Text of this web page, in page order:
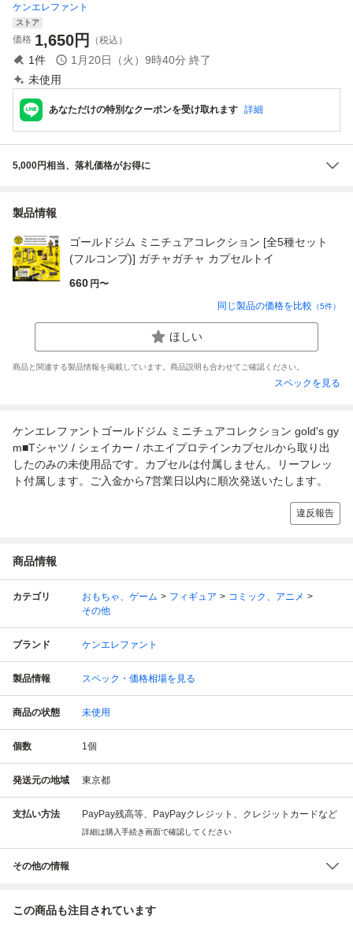
ケンエレファント
ストア
価格 1,650円 （税込）
1件 1月20日（火）9時40分 終了
未使用
あなただけの特別なクーポンを受け取れます 詳細
5,000円相当、落札価格がお得に
製品情報
ゴールドジム ミニチュアコレクション [全5種セット
(フルコンプ)] ガチャガチャ カプセルトイ
660 円〜
同じ製品の価格を比較 （5件）
ほしい
商品と関連する製品情報を掲載しています。商品説明も合わせてご確認ください。
スペックを見る
ケンエレファントゴールドジム ミニチュアコレクション gold's gy
m■Tシャツ / シェイカー / ホエイプロテインカプセルから取り出
したのみの未使用品です。カプセルは付属しません。リーフレッ
ト付属します。ご入金から7営業日以内に順次発送いたします。
違反報告
商品情報
カテゴリ おもちゃ、ゲーム フィギュア
コミック、アニメ
その他
ブランド ケンエレファント
製品情報 スペック・価格相場を見る
商品の状態 未使用
個数 1個
発送元の地域 東京都
支払い方法 PayPay残高等、PayPayクレジット、クレジットカードなど
詳細は購入手続き画面で確認してください
その他の情報
この商品も注目されています